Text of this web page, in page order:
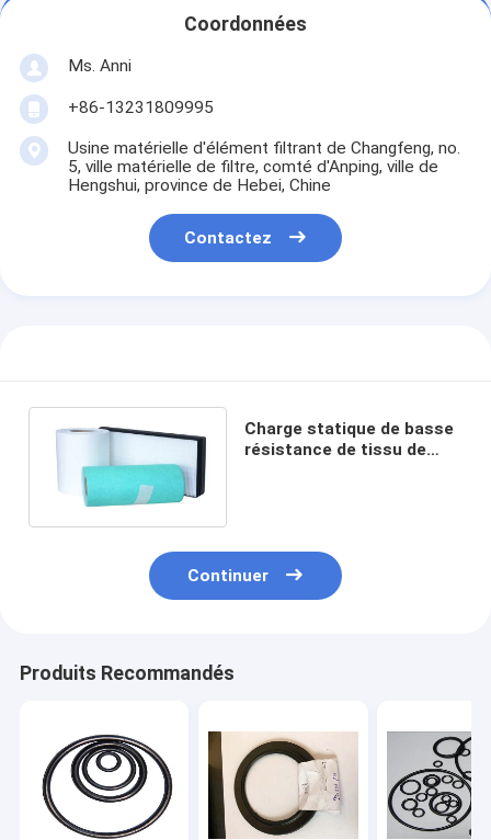
Coordonnées
Ms. Anni
+86-13231809995
Usine matérielle d'élément filtrant de Changfeng, no.
5, ville matérielle de filtre, comté d'Anping, ville de
Hengshui, province de Hebei, Chine
Contactez
Charge statique de basse
résistance de tissu de
Continuer
Produits Recommandés